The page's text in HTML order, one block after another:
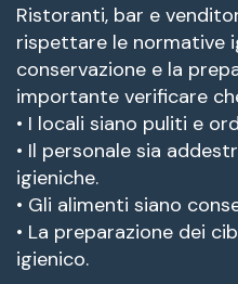
Ristoranti, bar e
rispettare le normative
conservazione e la
importante verificare
• I locali siano puliti e
• Il personale sia
igieniche.
• Gli alimenti siano
• La preparazione dei
igienico.